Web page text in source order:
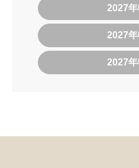
2027年
2027年
2027年